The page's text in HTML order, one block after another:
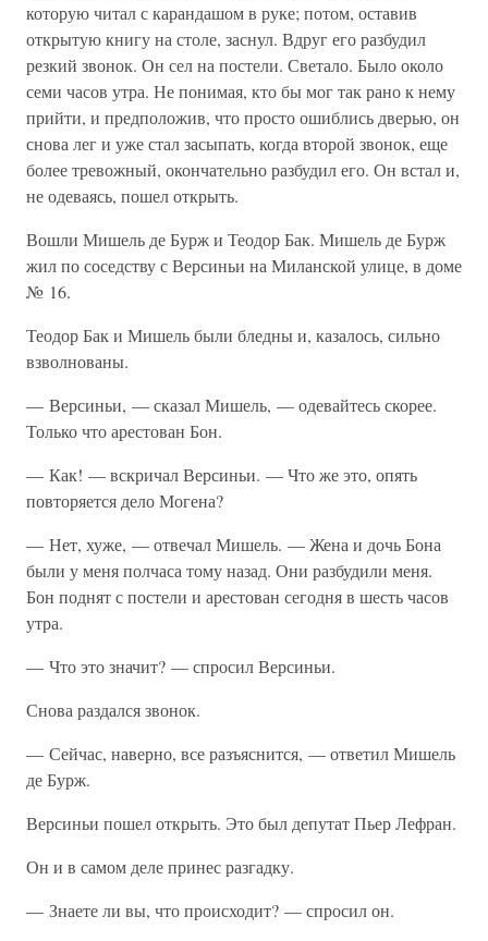
которую читал с карандашом в руке; потом, оставив
открытую книгу на столе, заснул. Вдруг его разбудил
резкий звонок. Он сел на постели. Светало. Было около
семи часов утра. Не понимая, кто бы мог так рано к нему
прийти, и предположив, что просто ошиблись дверью, он
снова лег и уже стал засыпать, когда второй звонок, еще
более тревожный, окончательно разбудил его. Он встал и,
не одеваясь, пошел открыть.
Вошли Мишель де Бурж и Теодор Бак. Мишель де Бурж
жил по соседству с Версиньи на Миланской улице, в доме
№ 16.
Теодор Бак и Мишель были бледны и, казалось, сильно
взволнованы.
— Версиньи, — сказал Мишель, — одевайтесь скорее.
Только что арестован Бон.
— Как! — вскричал Версиньи. — Что же это, опять
повторяется дело Могена?
— Нет, хуже, — отвечал Мишель. — Жена и дочь Бона
были у меня полчаса тому назад. Они разбудили меня.
Бон поднят с постели и арестован сегодня в шесть часов
утра.
— Что это значит? — спросил Версиньи.
Снова раздался звонок.
— Сейчас, наверно, все разъяснится, — ответил Мишель
де Бурж.
Версиньи пошел открыть. Это был депутат Пьер Лефран.
Он и в самом деле принес разгадку.
— Знаете ли вы, что происходит? — спросил он.